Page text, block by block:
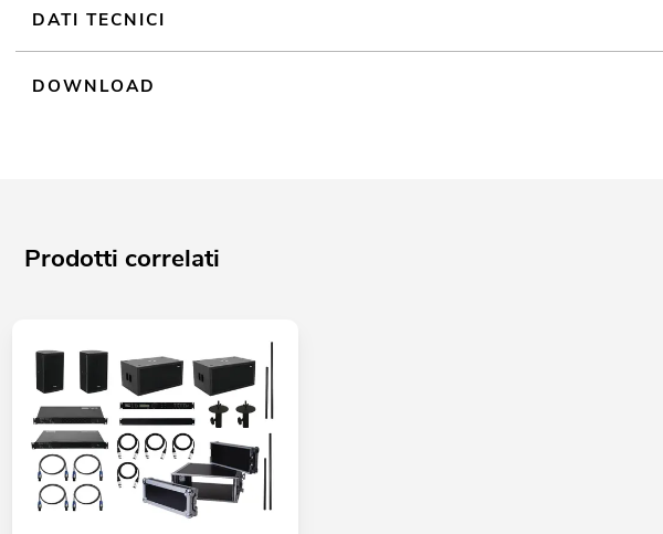
DATI TECNICI
DOWNLOAD
Prodotti correlati